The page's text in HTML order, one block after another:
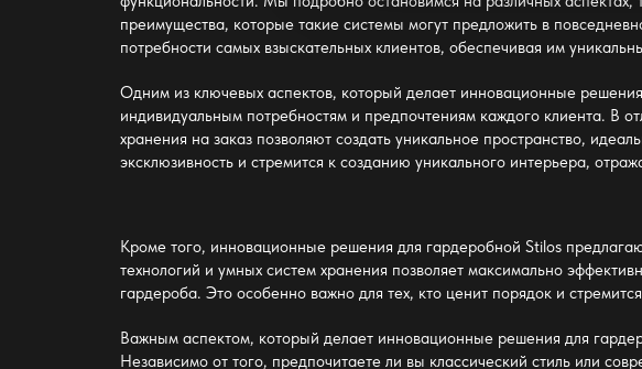
преимущества, которые такие системы могут предложить в
потребности самых взыскательных клиентов, обеспечивая им
Одним из ключевых аспектов, который делает инновационные
индивидуальным потребностям и предпочтениям каждого клиента. В
хранения на заказ позволяют создать уникальное пространство,
эксклюзивность и стремится к созданию уникального интерьера,
Кроме того, инновационные решения для гардеробной Stilos
технологий и умных систем хранения позволяет максимально
гардероба. Это особенно важно для тех, кто ценит порядок и
Важным аспектом, который делает инновационные решения для
Независимо от того, предпочитаете ли вы классический стиль или